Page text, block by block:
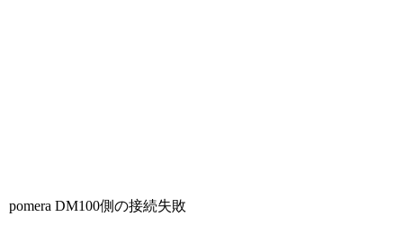
pomera DM100側の接続失敗